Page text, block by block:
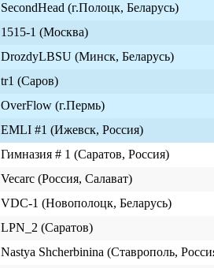
SecondHead (г.Полоцк, Беларусь)
1515-1 (Москва)
DrozdyLBSU (Минск, Беларусь)
tr1 (Саров)
OverFlow (г.Пермь)
EMLI #1 (Ижевск, Россия)
Гимназия # 1 (Саратов, Россия)
Vecarc (Россия, Салават)
VDC-1 (Новополоцк, Беларусь)
LPN_2 (Саратов)
Nastya Shcherbinina (Ставрополь,